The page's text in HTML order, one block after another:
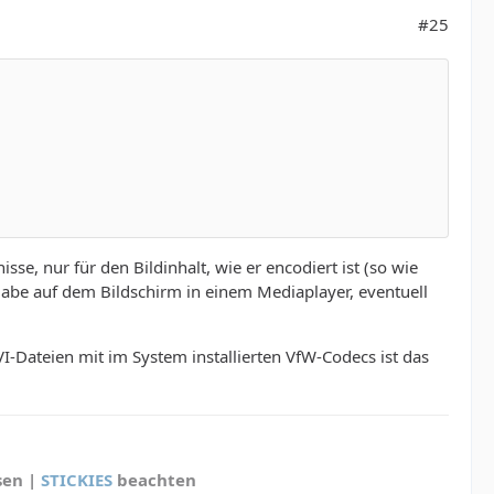
#25
nur für den Bildinhalt, wie er encodiert ist (so wie
auf dem Bildschirm in einem Mediaplayer, eventuell
Dateien mit im System installierten VfW-Codecs ist das
| STICKIES beachten